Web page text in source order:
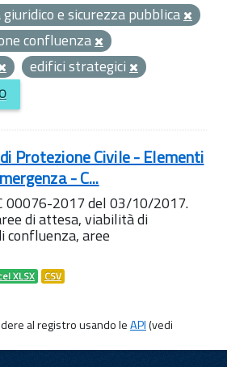
e sicurezza pubblica
confluenza
edifici strategici
Protezione Civile - Elementi
- C...
00076-2017 del 03/10/2017.
di attesa, viabilità di
confluenza, aree
XLSX CSV
al registro usando leAPI(vedi